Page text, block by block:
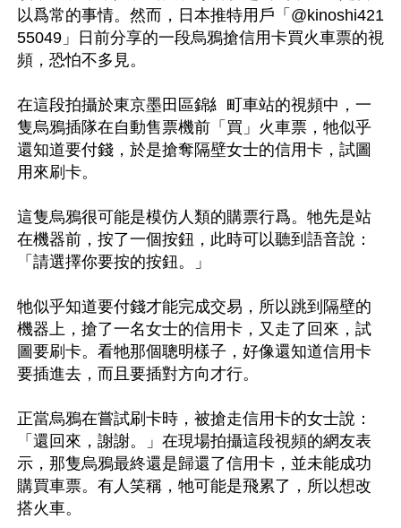
以爲常的事情。然而，日本推特用戶「@kinoshi421
55049」日前分享的一段烏鴉搶信用卡買火車票的視
頻，恐怕不多見。
在這段拍攝於東京墨田區錦糹町車站的視頻中，一
隻烏鴉插隊在自動售票機前「買」火車票，牠似乎
還知道要付錢，於是搶奪隔壁女士的信用卡，試圖
用來刷卡。
這隻烏鴉很可能是模仿人類的購票行爲。牠先是站
在機器前，按了一個按鈕，此時可以聽到語音說：
「請選擇你要按的按鈕。」
牠似乎知道要付錢才能完成交易，所以跳到隔壁的
機器上，搶了一名女士的信用卡，又走了回來，試
圖要刷卡。看牠那個聰明樣子，好像還知道信用卡
要插進去，而且要插對方向才行。
正當烏鴉在嘗試刷卡時，被搶走信用卡的女士說：
「還回來，謝謝。」在現場拍攝這段視頻的網友表
示，那隻烏鴉最終還是歸還了信用卡，並未能成功
購買車票。有人笑稱，牠可能是飛累了，所以想改
搭火車。